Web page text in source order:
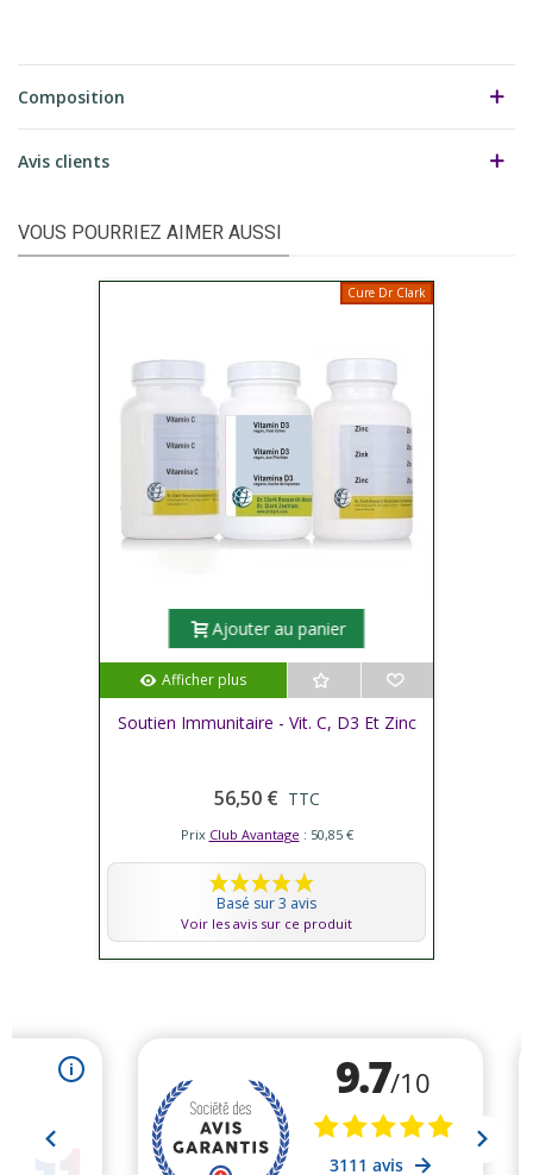
Composition
Avis clients
VOUS POURRIEZ AIMER AUSSI
Cure Dr Clark
Ajouter au panier
Afficher plus
Soutien Immunitaire - Vit. C, D3 Et Zinc
56,50 € TTC
Prix Club Avantage : 50,85 €
Basé sur 3 avis
Voir les avis sur ce produit